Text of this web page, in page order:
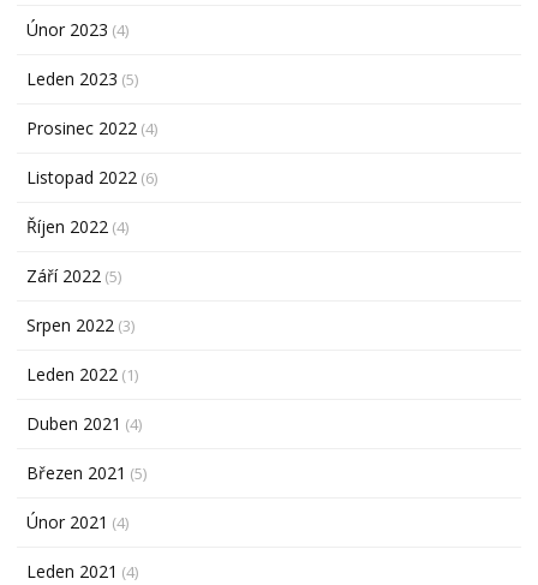
Únor 2023 (4)
Leden 2023 (5)
Prosinec 2022 (4)
Listopad 2022 (6)
Říjen 2022 (4)
Září 2022 (5)
Srpen 2022 (3)
Leden 2022 (1)
Duben 2021 (4)
Březen 2021 (5)
Únor 2021 (4)
Leden 2021 (4)